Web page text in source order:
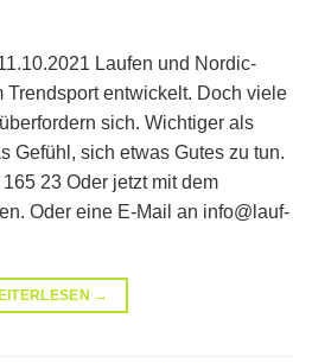
Laufen und Nordic-
Trendsport entwickelt. Doch viele
sich. Wichtiger als
Gefühl, sich etwas Gutes zu tun.
23 Oder jetzt mit dem
Oder eine E-Mail an info@lauf-
→